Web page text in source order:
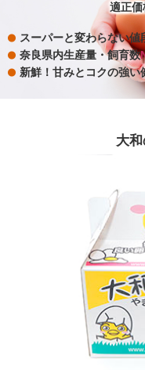
適正
スーパーと変わらない値
奈良県内生産量・飼育数
新鮮！ 甘みとコクの強い
大和